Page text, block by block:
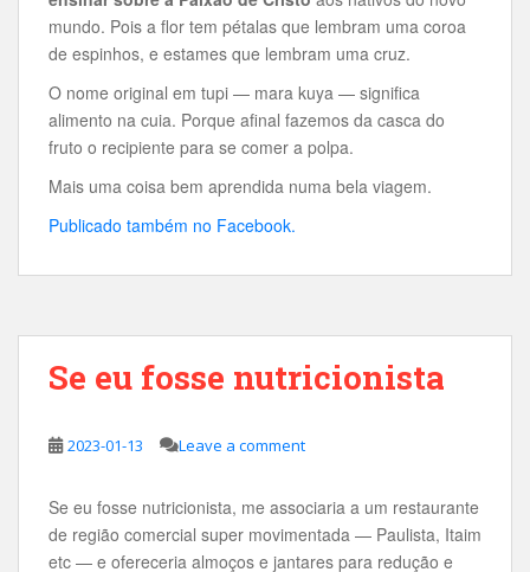
mundo. Pois a flor tem pétalas que lembram uma coroa
de espinhos, e estames que lembram uma cruz.
O nome original em tupi — mara kuya — significa
alimento na cuia. Porque afinal fazemos da casca do
fruto o recipiente para se comer a polpa.
Mais uma coisa bem aprendida numa bela viagem.
Publicado também no Facebook.
Se eu fosse nutricionista
2023-01-13 Leave a comment
Se eu fosse nutricionista, me associaria a um restaurante
de região comercial super movimentada — Paulista, Itaim
etc — e ofereceria almoços e jantares para redução e